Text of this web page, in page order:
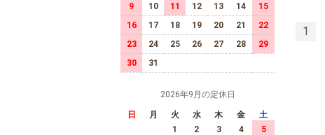
9
10 11 12 13 14
15
16
17 18 19 20 21
22
23
24 25 26 27 28
29
30
31
2026年9月の定休日
日 月 火 水 木 金
土
1
2 3 4 5
1